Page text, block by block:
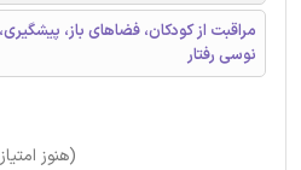
مراقبت از کودکان، فضاهای باز،
نوسی رفتار
(هنوز